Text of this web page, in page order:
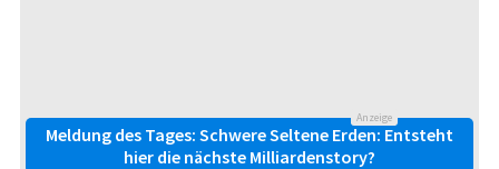
Anzeige
Meldung des Tages: Schwere Seltene Erden: Entsteht
hier die nächste Milliardenstory?